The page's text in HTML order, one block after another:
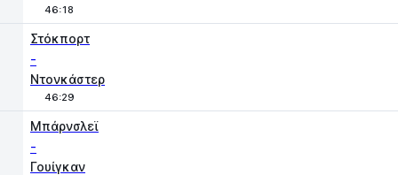
46:18
Στόκπορτ
-
Ντονκάστερ
46:29
Μπάρνσλεϊ
-
Γουίγκαν